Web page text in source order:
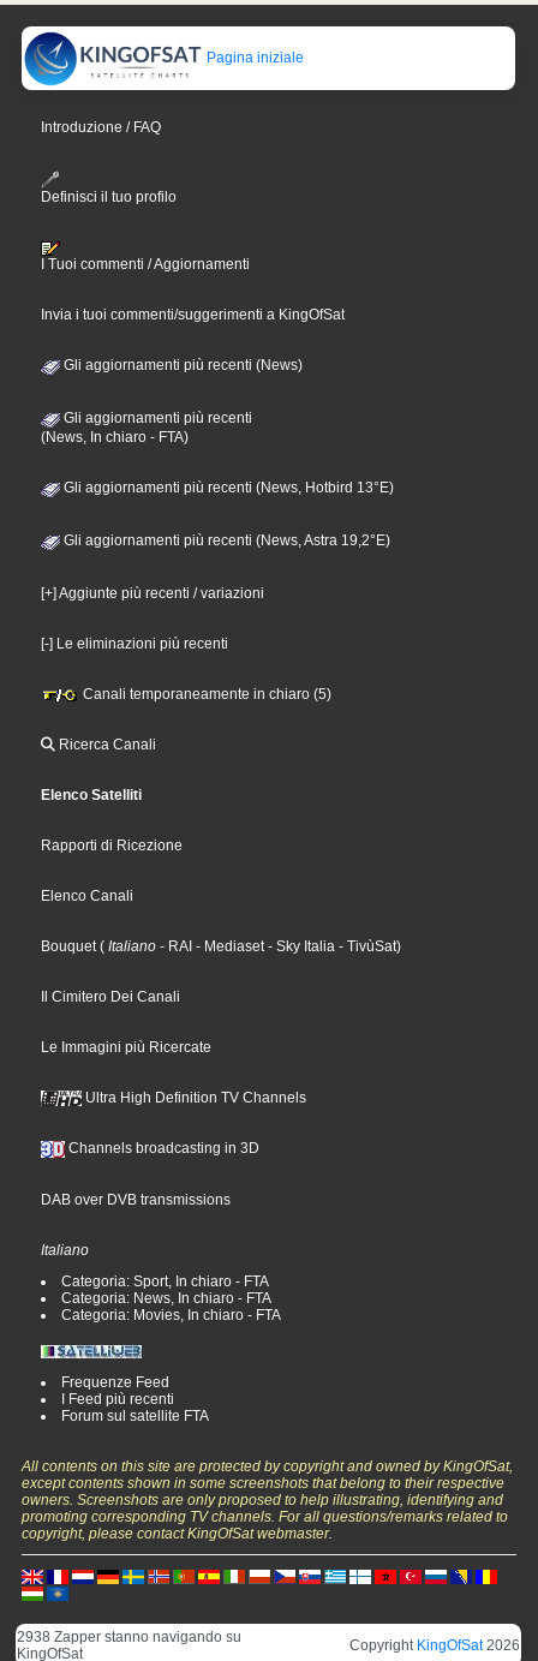
Pagina iniziale
Introduzione / FAQ
Definisci il tuo profilo
I Tuoi commenti / Aggiornamenti
Invia i tuoi commenti/suggerimenti a KingOfSat
Gli aggiornamenti più recenti (News)
Gli aggiornamenti più recenti
(News, In chiaro - FTA)
Gli aggiornamenti più recenti (News, Hotbird 13°E)
Gli aggiornamenti più recenti (News, Astra 19,2°E)
[+] Aggiunte più recenti / variazioni
[-] Le eliminazioni più recenti
Canali temporaneamente in chiaro (5)
Ricerca Canali
Elenco Satelliti
Rapporti di Ricezione
Elenco Canali
Bouquet ( Italiano - RAI - Mediaset - Sky Italia - TivùSat)
Il Cimitero Dei Canali
Le Immagini più Ricercate
Ultra High Definition TV Channels
Channels broadcasting in 3D
DAB over DVB transmissions
Italiano
Categoria: Sport, In chiaro - FTA
Categoria: News, In chiaro - FTA
Categoria: Movies, In chiaro - FTA
Frequenze Feed
I Feed più recenti
Forum sul satellite FTA
All contents on this site are protected by copyright and owned by KingOfSat,
except contents shown in some screenshots that belong to their respective
owners. Screenshots are only proposed to help illustrating, identifying and
promoting corresponding TV channels. For all questions/remarks related to
copyright, please contact KingOfSat webmaster.
2938 Zapper stanno navigando su
KingOfSat
Copyright KingOfSat2026